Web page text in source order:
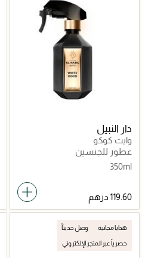
دار النبيل
وايت كوكو
عطور للجنسين
350ml
هدايا مجانية وصل حديثاً
حصرياً عبر المتجر الإلكتروني